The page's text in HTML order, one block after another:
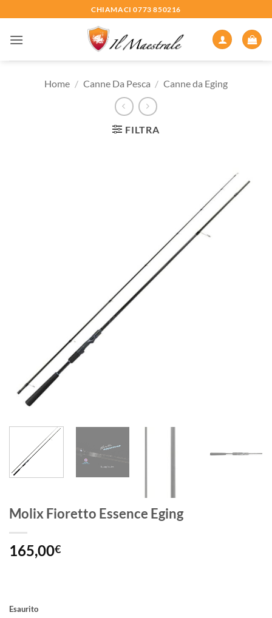
ai
contenuti
CHIAMACI 0773 850216
Home / Canne Da Pesca / Canne da Eging
FILTRA
Molix Fioretto Essence Eging
165,00€
Esaurito